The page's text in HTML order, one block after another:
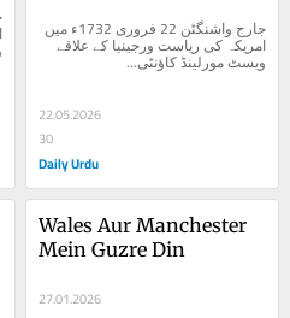
امریکہ کی ریاست ورجینیا کے علاقے
ویسٹ مورلینڈ کاؤنٹی...
22.05.2026
30
Daily Urdu
Wales Aur Manchester
Mein Guzre Din
27.01.2026